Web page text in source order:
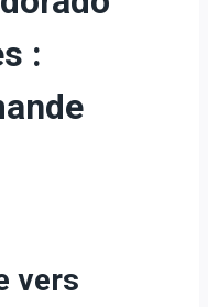
:
vers